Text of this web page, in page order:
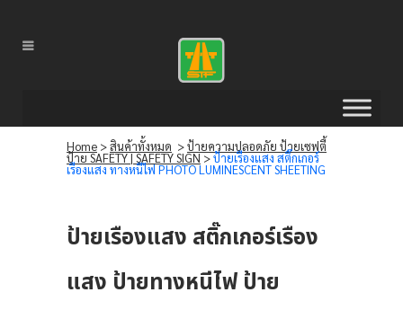
Home >สินค้าทั้งหมด >ป้ายความปลอดภัย ป้ายเซฟตี้
ป้าย SAFETY | SAFETY SIGN>ป้ายเรืองแสง สติ๊กเกอร์
เรืองแสง ทางหนีไฟ PHOTO LUMINESCENT SHEETING
ป้ายเรืองแสง สติ๊กเกอร์เรือง
แสง ป้ายทางหนีไฟ ป้าย